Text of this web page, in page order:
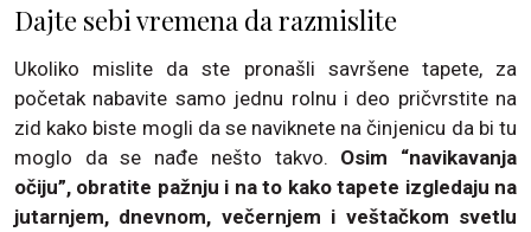
Dajte sebi vremena da razmislite
Ukoliko mislite da ste pronašli savršene tapete, za
početak nabavite samo jednu rolnu i deo pričvrstite na
zid kako biste mogli da se naviknete na činjenicu da bi tu
moglo da se nađe nešto takvo. Osim “navikavanja
očiju”, obratite pažnju i na to kako tapete izgledaju na
jutarnjem, dnevnom, večernjem i veštačkom svetlu